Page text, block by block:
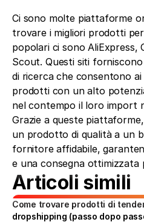
Ci sono molte piattaforme
trovare i migliori prodotti
popolari ci sono AliExpress,
Scout. Questi siti
di ricerca che consentono
prodotti con un alto
nel contempo il loro import
Grazie a queste
un prodotto di qualità a un
fornitore affidabile,
e una consegna ottimizzata
Articoli simili
Come trovare prodotti di
dropshipping (passo dopo